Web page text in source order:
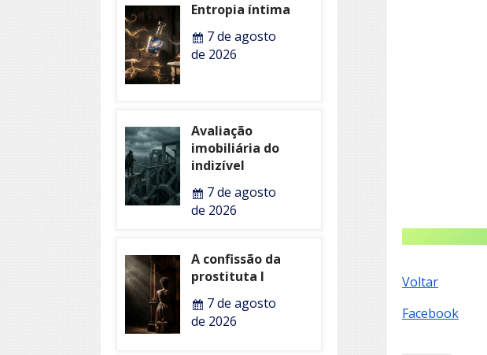
Voltar
Facebook
Entropia íntima
7 de agosto
de 2026
Avaliação
imobiliária do
indizível
7 de agosto
de 2026
A confissão da
prostituta I
7 de agosto
de 2026